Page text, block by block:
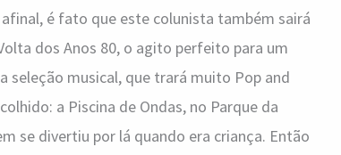
é fato que este colunista também sairá
dos Anos 80, o agito perfeito para um
seleção musical, que trará muito Pop and
a Piscina de Ondas, no Parque da
se divertiu por lá quando era criança. Então